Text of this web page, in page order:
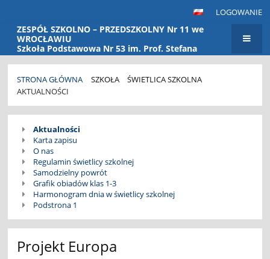
LOGOWANIE
ZESPÓŁ SZKOLNO – PRZEDSZKOLNY Nr 11 we
WROCŁAWIU
Szkoła Podstawowa Nr 53 im. Prof. Stefana
Banacha Przedszkole Nr 115
STRONA GŁÓWNA SZKOŁA
ŚWIETLICA SZKOLNA
AKTUALNOŚCI
Aktualności
Aktualności
Karta zapisu
O nas
Regulamin świetlicy szkolnej
Samodzielny powrót
Grafik obiadów klas 1-3
Harmonogram dnia w świetlicy szkolnej
Podstrona 1
Projekt Europa